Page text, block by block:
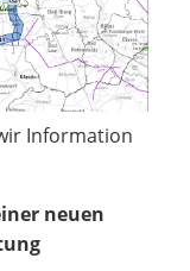
Information
neuen